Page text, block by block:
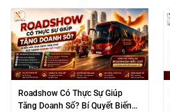
Roadshow Có Thực Sự Giúp
Tăng Doanh Số? Bí Quyết Biến